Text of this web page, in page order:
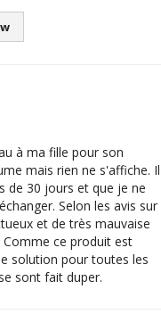
à ma fille pour son
mais rien ne s'affiche. Il
de 30 jours et que je ne
Selon les avis sur
et de très mauvaise
ce produit est
solution pour toutes les
sont fait duper.